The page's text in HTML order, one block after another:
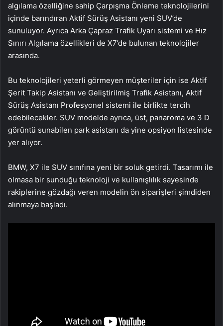
algılama özelliğine sahip Çarpışma Önleme teknolojilerini
içinde barındıran Aktif Sürüş Asistanı yeni SUV’de
sunuluyor. Ayrıca Arka Çapraz Trafik Uyarı sistemi ve Hız
Sınırı Algılama özellikleri de X7’de bulunan teknolojiler
arasında.
Bu teknolojileri yeterli görmeyen müşteriler için ise Aktif
Şerit Takip Asistanı ve Geliştirilmiş Trafik Asistanı, Aktif
Sürüş Asistanı Profesyonel sistemi ile birlikte tercih
edebilecekler. SUV modelde ayrıca, üst, panaroma ve 3 D
görüntü sunabilen park asistanı da yine opsiyon listesinde
yer alıyor.
BMW, X7 ile SUV sınıfına yeni bir soluk getirdi. Tasarımı ile
olmasa bir sunduğu teknoloji ve kullanışlılık sayesinde
rakiplerine gözdağı veren modelin ön siparişleri şimdiden
alınmaya başladı.